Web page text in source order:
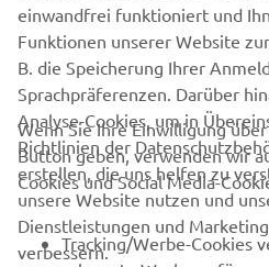
R3 BLU CRU CUP
UNTERNEHMEN
B2B
einwandfrei funktioniert und
Funktionen unserer Website
B. die Speicherung Ihrer
Sprachpräferenzen. Darüber
Analyse-Cookies, um in
Richtlinien der
erstellen, die uns helfen zu
unsere Website nutzen und
Dienstleistungen und
verbessern.
Wenn Sie Ihre Einwilligung
Button geben, verwenden wir
Cookies und Social Media-
Tracking/Werbe-Cookies